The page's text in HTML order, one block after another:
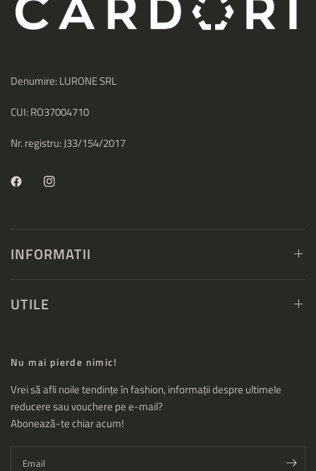
Denumire: LURONE SRL
CUI: RO37004710
Nr. registru: J33/154/2017
INFORMATII
UTILE
Nu mai pierde nimic!
Vrei să afli noile tendințe în fashion, informații despre ultimele
reducere sau vouchere pe e-mail?
Abonează-te chiar acum!
Email